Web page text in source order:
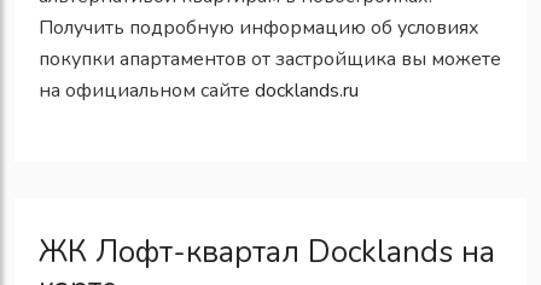
Получить подробную информацию об условиях
покупки апартаментов от застройщика вы можете
на официальном сайте docklands.ru
ЖК Лофт-квартал Docklands на